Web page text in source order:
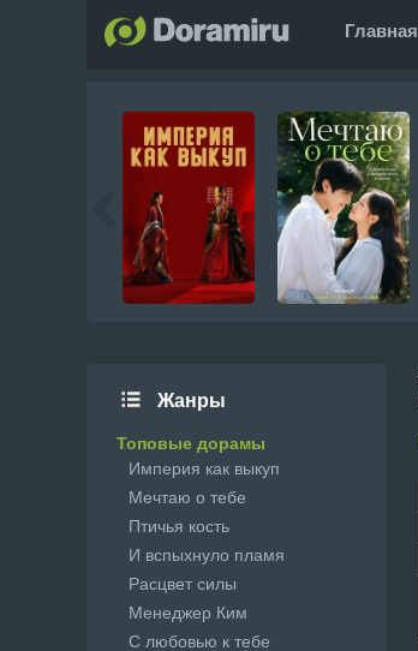
Главная
Жанры
Топовые дорамы
Империя как выкуп
Мечтаю о тебе
Птичья кость
И вспыхнуло пламя
Расцвет силы
Менеджер Ким
С любовью к тебе